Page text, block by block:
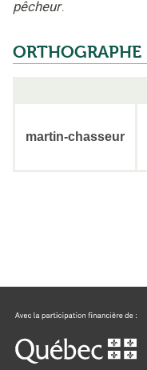
pêcheur.
ORTHOGRAPHE
martin-chasseur